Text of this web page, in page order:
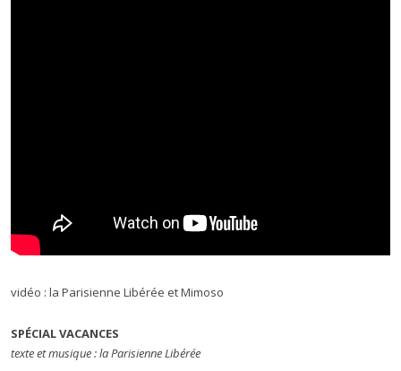
vidéo : la Parisienne Libérée et Mimoso
SPÉCIAL VACANCES
texte et musique : la Parisienne Libérée